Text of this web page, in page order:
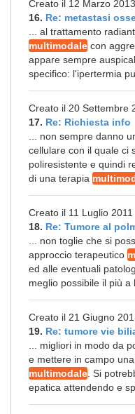
Creato il 12 Marzo 2013
16. Re: metastasi
... al trattamento
multimodale con
appare sempre
specifico: l'ipertermia
Creato il 20 Settembre
17. Re: Richiesta info
... non sempre danno
cellulare con il quale ci
poliresistente e quindi
di una terapia
Creato il 11 Luglio 2011
18. Re: Tumore al
... non toglie che si
approccio terapeutico
ed alle eventuali
meglio possibile il più a
Creato il 21 Giugno
19. Re: tumore vie
... migliori in modo da
e mettere in campo
multimodale . Si
epatica attendendo e